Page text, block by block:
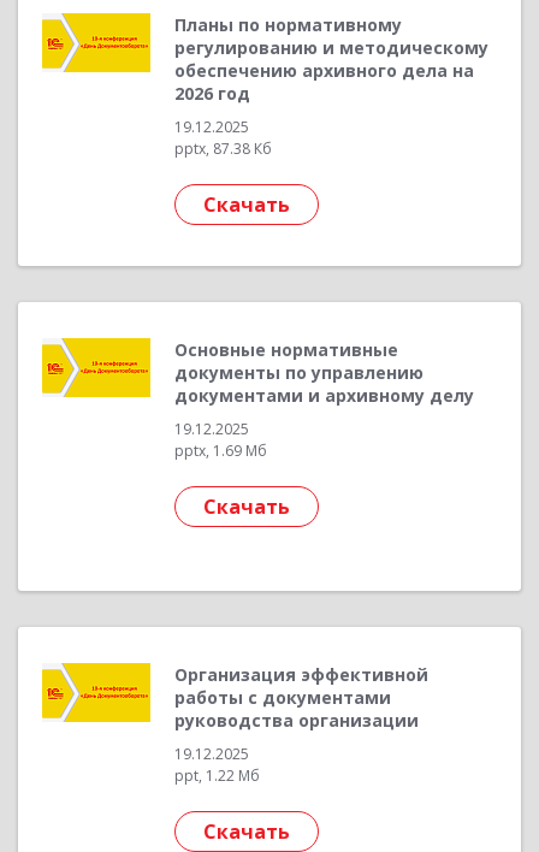
Планы по нормативному
регулированию и методическому
обеспечению архивного дела на
2026 год
19.12.2025
pptx, 87.38 Кб
Скачать
Основные нормативные
документы по управлению
документами и архивному делу
19.12.2025
pptx, 1.69 Мб
Скачать
Организация эффективной
работы с документами
руководства организации
19.12.2025
ppt, 1.22 Мб
Скачать